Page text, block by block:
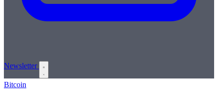
Newsletter
Bitcoin